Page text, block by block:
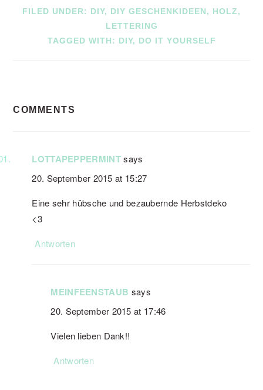
FILED UNDER: DIY, DIY GESCHENKIDEEN, HOLZ,
LETTERING
TAGGED WITH: DIY, DO IT YOURSELF
INTERACTIONS
COMMENTS
LOTTAPEPPERMINT says
20. September 2015 at 15:27
Eine sehr hübsche und bezaubernde Herbstdeko
<3
Antworten
MEINFEENSTAUB says
20. September 2015 at 17:46
Vielen lieben Dank!!
Antworten